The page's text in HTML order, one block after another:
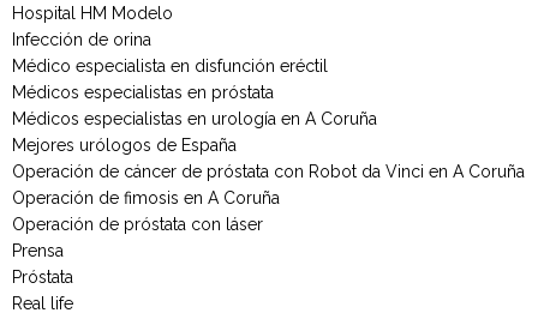
Hospital HM Modelo
Infección de orina
Médico especialista en disfunción eréctil
Médicos especialistas en próstata
Médicos especialistas en urología en A Coruña
Mejores urólogos de España
Operación de cáncer de próstata con Robot da Vinci en A Coruña
Operación de fimosis en A Coruña
Operación de próstata con láser
Prensa
Próstata
Real life